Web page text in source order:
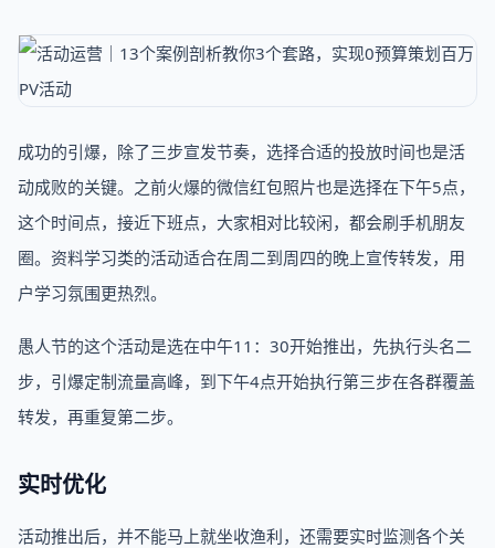
成功的引爆，除了三步宣发节奏，选择合适的投放时间也是活
动成败的关键。之前火爆的微信红包照片也是选择在下午5点，
这个时间点，接近下班点，大家相对比较闲，都会刷手机朋友
圈。资料学习类的活动适合在周二到周四的晚上宣传转发，用
户学习氛围更热烈。
愚人节的这个活动是选在中午11：30开始推出，先执行头名二
步，引爆定制流量高峰，到下午4点开始执行第三步在各群覆盖
转发，再重复第二步。
实时优化
活动推出后，并不能马上就坐收渔利，还需要实时监测各个关